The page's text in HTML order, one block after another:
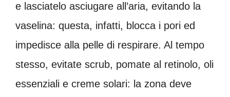
e lasciatelo asciugare all’aria, evitando la
vaselina: questa, infatti, blocca i pori ed
impedisce alla pelle di respirare. Al tempo
stesso, evitate scrub, pomate al retinolo, oli
essenziali e creme solari: la zona deve